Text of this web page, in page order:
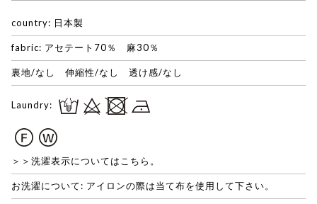
country: 日本製
fabric: アセテート70％ 麻30％
裏地/なし 伸縮性/なし 透け感/なし
Laundry:
＞＞洗濯表示についてはこちら。
お洗濯について: アイロンの際は当て布を使用して下さい。